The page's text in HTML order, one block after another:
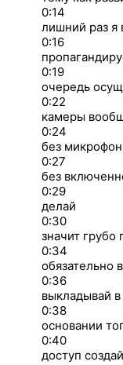
0:14
лишний раз я
0:16
0:19
очередь
0:22
камеры
0:24
без
0:27
без
0:29
делай
0:30
значит
0:34
обязательно
0:36
выкладывай
0:38
основании
0:40
доступ